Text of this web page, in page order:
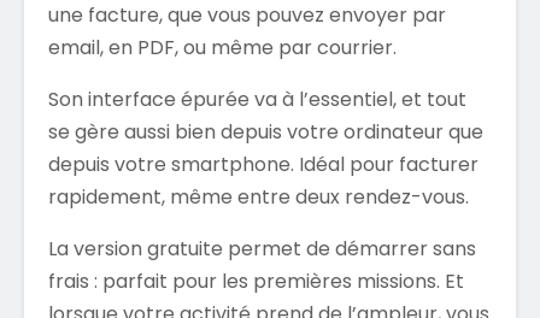
une facture, que vous pouvez envoyer par
email, en PDF, ou même par courrier.
Son interface épurée va à l’essentiel, et tout
se gère aussi bien depuis votre ordinateur que
depuis votre smartphone. Idéal pour facturer
rapidement, même entre deux rendez-vous.
La version gratuite permet de démarrer sans
frais : parfait pour les premières missions. Et